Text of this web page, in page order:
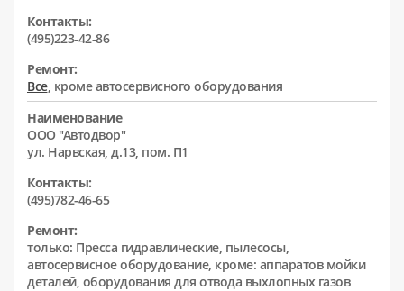
Контакты:
(495)223-42-86
Ремонт:
Все, кроме автосервисного оборудования
Наименование
ООО "Автодвор"
ул. Нарвская, д.13, пом. П1
Контакты:
(495)782-46-65
Ремонт:
только: Пресса гидравлические, пылесосы,
автосервисное оборудование, кроме: аппаратов мойки
деталей, оборудования для отвода выхлопных газов